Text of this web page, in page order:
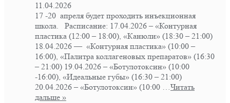
11.04.2026
17 -20 апреля будет проходить инъекционная
школа. Расписание: 17.04.2026 – «Контурная
пластика (12:00 – 18:00), «Канюли» (18:30 – 21:00)
18.04.2026 — «Контурная пластика» (10:00 –
16:00), «Палитра коллагеновых препаратов» (16:30
– 21:00) 19.04.2026 – «Ботулотоксин» (10:00
-16:00), «Идеальные губы» (16:30 – 21:00)
20.04.2026 – «Ботулотоксин» (10:00 …Читать
дальше »